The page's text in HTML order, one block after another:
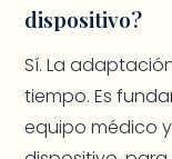
dispositivo?
Sí. La
tiempo. Es
equipo médico